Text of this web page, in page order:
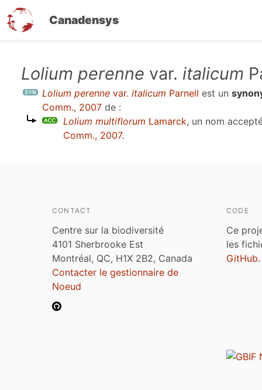
Canadensys
contenu
Lolium perenne var. italicum
Lolium perenne var. italicum Parnell est un
Comm., 2007 de :
Lolium multiflorum Lamarck, un nom
Comm., 2007.
CONTACT
Centre sur la biodiversité
4101 Sherbrooke Est
Montréal, QC, H1X 2B2, Canada
Contacter le gestionnaire de
Noeud
CODE
Ce
les
GitHub.